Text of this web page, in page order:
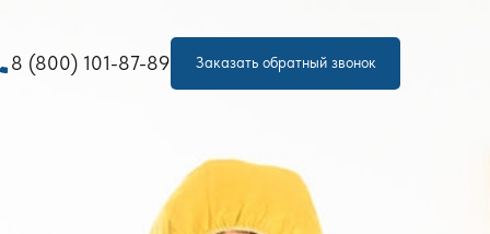
8 (800) 101-87-89 Заказать обратный звонок